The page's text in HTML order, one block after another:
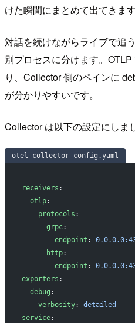
けた瞬間にまとめて出てきます
対話を続けながらライブで追
別プロセスに分けます。
り、Collector 側のペインに
が分かりやすいです。
Collector は以下の設定にしま
otel-collector-config.yaml
receivers :
  otlp
:
    protocols
:
      grpc
:
        endpoint
:
      http
:
        endpoint
:
exporters :
  debug
:
    verbosity
: detailed
service: